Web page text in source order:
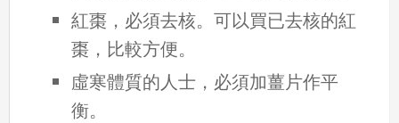
紅棗，必須去核。可以買已去核的紅
棗，比較方便。
虛寒體質的人士，必須加薑片作平
衡。